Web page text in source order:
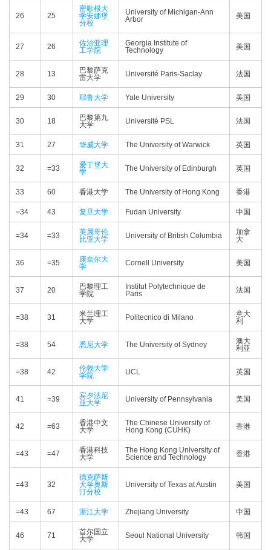
26 25
密歇根大
学安娜堡
分校
University of Michigan-Ann
Arbor
美国
27 26
佐治亚理
工学院
Georgia Institute of
Technology
美国
28 13
巴黎萨克
雷大学
Université Paris-Saclay 法国
29 30 耶鲁大学 Yale University 美国
30 18
巴黎第九
大学
Université PSL 法国
31 27 华威大学 The University of Warwick 英国
32 =33
爱丁堡大
学
The University of Edinburgh 英国
33 60 香港大学 The University of Hong Kong 香港
=34 43 复旦大学 Fudan University 中国
=34 =33
英属哥伦
比亚大学
University of British Columbia
加拿
大
36 =35
康奈尔大
学
Cornell University 美国
37 20
巴黎理工
学院
Institut Polytechnique de
Paris
法国
=38 31
米兰理工
大学
Politecnico di Milano
意大
利
=38 54 悉尼大学 The University of Sydney
澳大
利亚
=38 42
伦敦大学
学院
UCL 英国
41 =39
宾夕法尼
亚大学
University of Pennsylvania 美国
42 =63
香港中文
大学
The Chinese University of
Hong Kong (CUHK)
香港
=43 =47
香港科技
大学
The Hong Kong University of
Science and Technology
香港
=43 32
德克萨斯
大学奥斯
汀分校
University of Texas at Austin 美国
=43 67 浙江大学 Zhejiang University 中国
46 71
首尔国立
大学
Seoul National University 韩国